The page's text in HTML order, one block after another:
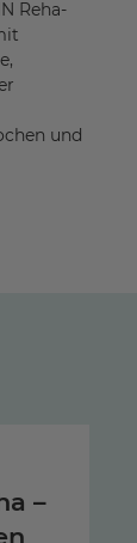
Reha-
und
–